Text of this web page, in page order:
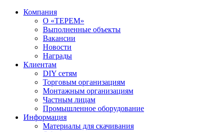
Компания
О «ТЕРЕМ»
Выполненные объекты
Вакансии
Новости
Награды
Клиентам
DIY сетям
Торговым организациям
Монтажным организациям
Частным лицам
Промышленное оборудование
Информация
Материалы для скачивания